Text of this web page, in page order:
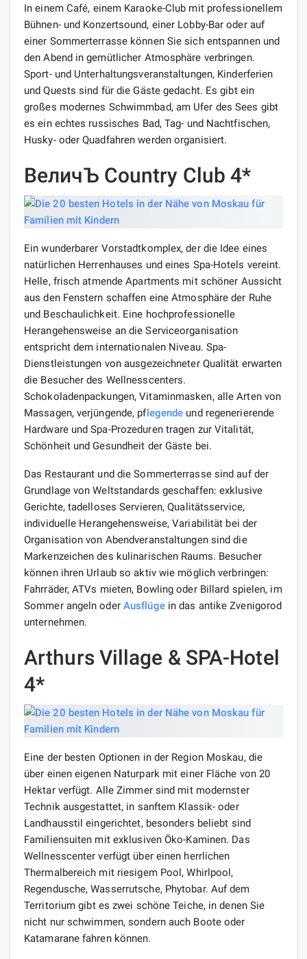
In einem Café, einem Karaoke-Club mit professionellem
Bühnen- und Konzertsound, einer Lobby-Bar oder auf
einer Sommerterrasse können Sie sich entspannen und
den Abend in gemütlicher Atmosphäre verbringen.
Sport- und Unterhaltungsveranstaltungen, Kinderferien
und Quests sind für die Gäste gedacht. Es gibt ein
großes modernes Schwimmbad, am Ufer des Sees gibt
es ein echtes russisches Bad, Tag- und Nachtfischen,
Husky- oder Quadfahren werden organisiert.
ВеличЪ Country Club 4*
Ein wunderbarer Vorstadtkomplex, der die Idee eines
natürlichen Herrenhauses und eines Spa-Hotels vereint.
Helle, frisch atmende Apartments mit schöner Aussicht
aus den Fenstern schaffen eine Atmosphäre der Ruhe
und Beschaulichkeit. Eine hochprofessionelle
Herangehensweise an die Serviceorganisation
entspricht dem internationalen Niveau. Spa-
Dienstleistungen von ausgezeichneter Qualität erwarten
die Besucher des Wellnesscenters.
Schokoladenpackungen, Vitaminmasken, alle Arten von
Massagen, verjüngende, pflegende und regenerierende
Hardware und Spa-Prozeduren tragen zur Vitalität,
Schönheit und Gesundheit der Gäste bei.
Das Restaurant und die Sommerterrasse sind auf der
Grundlage von Weltstandards geschaffen: exklusive
Gerichte, tadelloses Servieren, Qualitätsservice,
individuelle Herangehensweise, Variabilität bei der
Organisation von Abendveranstaltungen sind die
Markenzeichen des kulinarischen Raums. Besucher
können ihren Urlaub so aktiv wie möglich verbringen:
Fahrräder, ATVs mieten, Bowling oder Billard spielen, im
Sommer angeln oder Ausflügein das antike Zvenigorod
unternehmen.
Arthurs Village & SPA-Hotel
4*
Eine der besten Optionen in der Region Moskau, die
über einen eigenen Naturpark mit einer Fläche von 20
Hektar verfügt. Alle Zimmer sind mit modernster
Technik ausgestattet, in sanftem Klassik- oder
Landhausstil eingerichtet, besonders beliebt sind
Familiensuiten mit exklusiven Öko-Kaminen. Das
Wellnesscenter verfügt über einen herrlichen
Thermalbereich mit riesigem Pool, Whirlpool,
Regendusche, Wasserrutsche, Phytobar. Auf dem
Territorium gibt es zwei schöne Teiche, in denen Sie
nicht nur schwimmen, sondern auch Boote oder
Katamarane fahren können.